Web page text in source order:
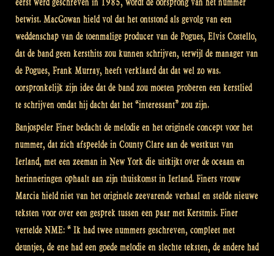
betwist. MacGowan hield vol dat het ontstond als gevolg van een
weddenschap van de toenmalige producer van de Pogues, Elvis Costello,
dat de band geen kersthits zou kunnen schrijven, terwijl de manager van
de Pogues, Frank Murray, heeft verklaard dat dat wel zo was.
oorspronkelijk zijn idee dat de band zou moeten proberen een kerstlied
te schrijven omdat hij dacht dat het “interessant” zou zijn.
Banjospeler Finer bedacht de melodie en het originele concept voor het
nummer, dat zich afspeelde in County Clare aan de westkust van
Ierland, met een zeeman in New York die uitkijkt over de oceaan en
herinneringen ophaalt aan zijn thuiskomst in Ierland. Finers vrouw
Marcia hield niet van het originele zeevarende verhaal en stelde nieuwe
teksten voor over een gesprek tussen een paar met Kerstmis. Finer
vertelde NME: “ Ik had twee nummers geschreven, compleet met
deuntjes, de ene had een goede melodie en slechte teksten, de andere had